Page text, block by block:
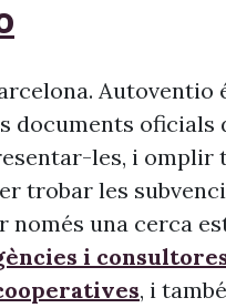
Autoventio
documents oficials
les, i omplir
trobar les
només una cerca
i
, i també